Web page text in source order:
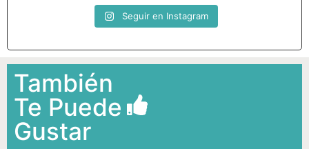
Seguir en Instagram
También
Te Puede
Gustar